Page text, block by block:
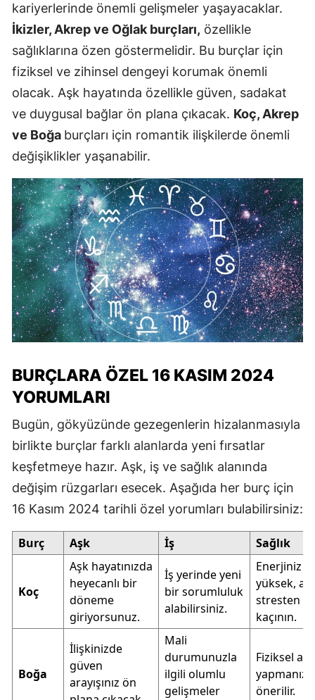
kariyerlerinde önemli gelişmeler yaşayacaklar.
İkizler, Akrep ve Oğlak burçları, özellikle
sağlıklarına özen göstermelidir. Bu burçlar için
fiziksel ve zihinsel dengeyi korumak önemli
olacak. Aşk hayatında özellikle güven, sadakat
ve duygusal bağlar ön plana çıkacak. Koç, Akrep
ve Boğa burçları için romantik ilişkilerde önemli
değişiklikler yaşanabilir.
BURÇLARA ÖZEL 16 KASIM 2024
YORUMLARI
Bugün, gökyüzünde gezegenlerin hizalanmasıyla
birlikte burçlar farklı alanlarda yeni fırsatlar
keşfetmeye hazır. Aşk, iş ve sağlık alanında
değişim rüzgarları esecek. Aşağıda her burç için
16 Kasım 2024 tarihli özel yorumları bulabilirsiniz:
Burç Aşk İş Sağlık
Koç
Aşk hayatınızda
heyecanlı bir
döneme
giriyorsunuz.
İş yerinde yeni
bir sorumluluk
alabilirsiniz.
Enerjiniz
yüksek,
stresten
kaçının.
Boğa
İlişkinizde
güven
arayışınız ön
Mali
durumunuzla
ilgili olumlu
gelişmeler
Fiziksel
yapmanız
önerilir.